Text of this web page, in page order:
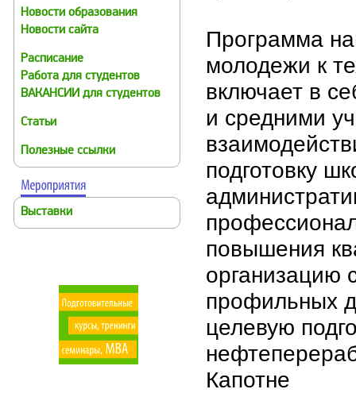
Новости образования
Новости сайта
Расписание
Работа для студентов
ВАКАНСИИ для студентов
Статьи
Полезные ссылки
Выставки
Программа
молодежи к
включает в
и средними
подготовку
повышения
организацию
профильных
целевую
Капотне